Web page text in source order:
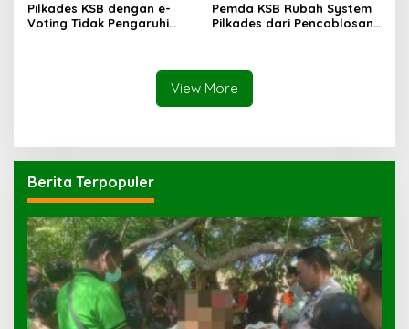
Pilkades KSB dengan e-
Voting Tidak Pengaruhi
Pemda KSB Rubah System
Pilkades dari Pencoblosan
View More
Berita Terpopuler